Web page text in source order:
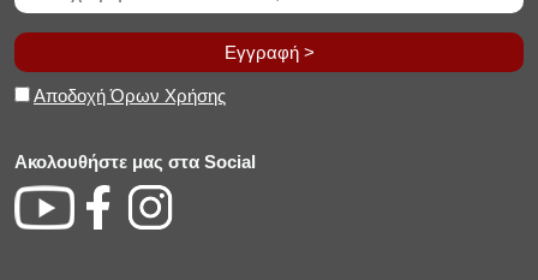
Εγγραφή >
Αποδοχή Όρων Χρήσης
Ακολουθήστε μας στα Social